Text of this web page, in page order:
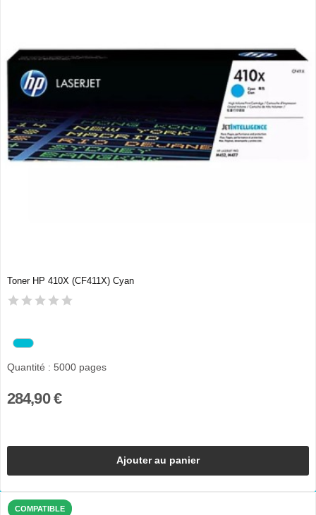
Toner HP 410X (CF411X) Cyan
Quantité : 5000 pages
284,90 €
Ajouter au panier
COMPATIBLE